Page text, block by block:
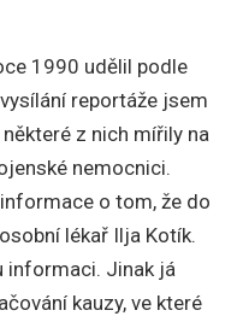
1990 udělil podle
reportáže jsem
z nich mířily na
nemocnici.
o tom, že do
lékař Ilja Kotík.
informaci. Jinak já
kauzy, ve které